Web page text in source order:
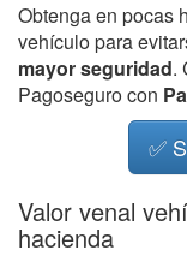
Obtenga en pocas
vehículo para
mayor seguridad.
Pagoseguro con
✅
Valor venal
hacienda